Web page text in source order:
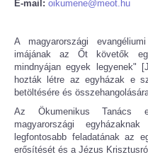
E-mail: oikumene@meot.hu
A magyarországi
imájának az Őt követők
mindnyájan egyek legyenek"
hozták létre az egyházak e
betöltésére és
Az Ökumenikus Tanács
magyarországi
legfontosabb feladatának az
erősítését és a Jézus